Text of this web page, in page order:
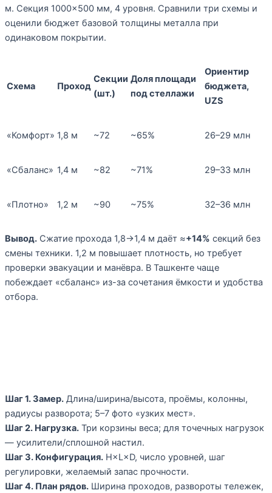
м. Секция 1000×500 мм, 4 уровня. Сравнили три схемы и
оценили бюджет базовой толщины металла при
одинаковом покрытии.
Схема Проход
Секции
(шт.)
Доля площади
под стеллажи
Ориентир
бюджета,
UZS
«Комфорт» 1,8 м ~72 ~65% 26–29 млн
«Сбаланс» 1,4 м ~82 ~71% 29–33 млн
«Плотно» 1,2 м ~90 ~75% 32–36 млн
Вывод. Сжатие прохода 1,8→1,4 м даёт ≈+14% секций без
смены техники. 1,2 м повышает плотность, но требует
проверки эвакуации и манёвра. В Ташкенте чаще
побеждает «сбаланс» из-за сочетания ёмкости и удобства
отбора.
Шаг 1. Замер. Длина/ширина/высота, проёмы, колонны,
радиусы разворота; 5–7 фото «узких мест».
Шаг 2. Нагрузка. Три корзины веса; для точечных нагрузок
— усилители/сплошной настил.
Шаг 3. Конфигурация. H×L×D, число уровней, шаг
регулировки, желаемый запас прочности.
Шаг 4. План рядов. Ширина проходов, развороты тележек,